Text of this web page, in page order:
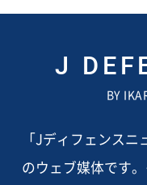
J
BY
「Jディフェンス
のウェブ媒体です